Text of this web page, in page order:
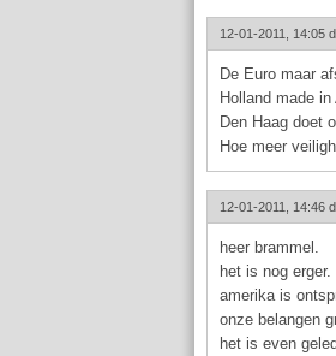
12-01-2011, 14:05
De Euro maar
Holland made in
Den Haag doet
Hoe meer
12-01-2011, 14:46
heer brammel.
het is nog erger.
amerika is
onze belangen
het is even